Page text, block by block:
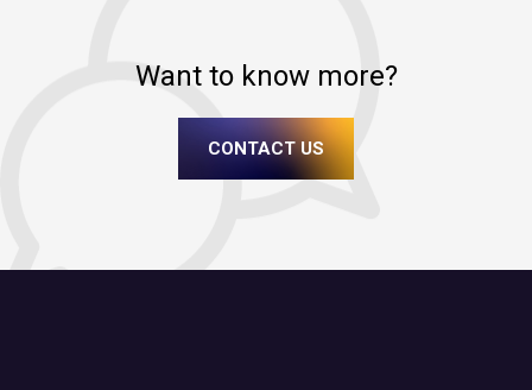
Want to know more?
CONTACT US